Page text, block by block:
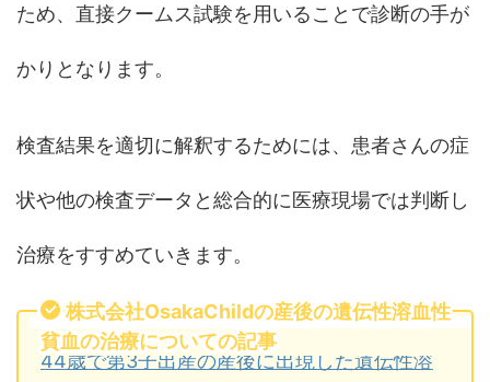
ため、直接クームス試験を用いることで診断の手が
かりとなります。
検査結果を適切に解釈するためには、患者さんの症
状や他の検査データと総合的に医療現場では判断し
治療をすすめていきます。
株式会社OsakaChildの産後の遺伝性溶血性
貧血の治療についての記事
44歳で第3子出産の産後に出現した遺伝性溶